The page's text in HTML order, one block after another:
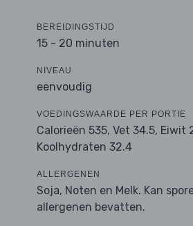
BEREIDINGSTIJD
15 - 20 minuten
NIVEAU
eenvoudig
VOEDINGSWAARDE PER PORTIE
Calorieën 535, Vet 34.5, Eiwit
Koolhydraten 32.4
ALLERGENEN
Soja, Noten en Melk. Kan
allergenen bevatten.